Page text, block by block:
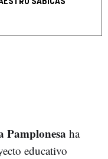
Pamplonesa ha
educativo